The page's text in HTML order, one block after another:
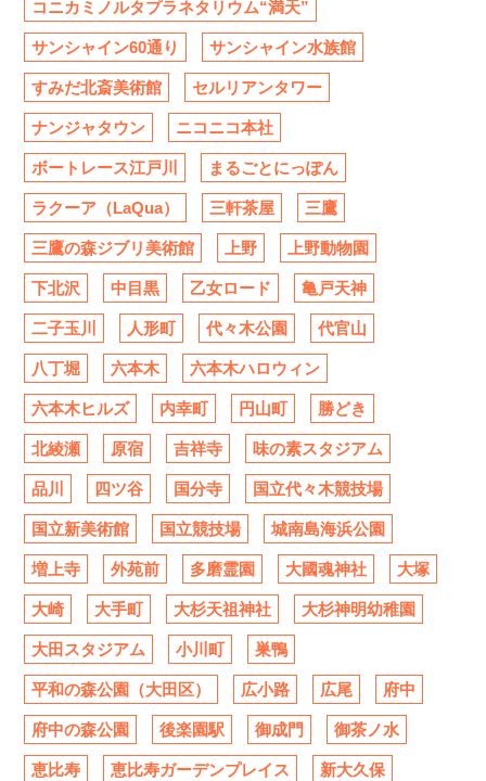
コニカミノルタプラネタリウム“満天”
サンシャイン60通り サンシャイン水族館
すみだ北斎美術館 セルリアンタワー
ナンジャタウン ニコニコ本社
ボートレース江戸川 まるごとにっぽん
ラクーア（LaQua） 三軒茶屋 三鷹
三鷹の森ジブリ美術館 上野 上野動物園
下北沢 中目黒 乙女ロード 亀戸天神
二子玉川 人形町 代々木公園 代官山
八丁堀 六本木 六本木ハロウィン
六本木ヒルズ 内幸町 円山町 勝どき
北綾瀬 原宿 吉祥寺 味の素スタジアム
品川 四ツ谷 国分寺 国立代々木競技場
国立新美術館 国立競技場 城南島海浜公園
増上寺 外苑前 多磨霊園 大國魂神社 大塚
大崎 大手町 大杉天祖神社 大杉神明幼稚園
大田スタジアム 小川町 巣鴨
平和の森公園（大田区） 広小路 広尾 府中
府中の森公園 後楽園駅 御成門 御茶ノ水
恵比寿 恵比寿ガーデンプレイス 新大久保